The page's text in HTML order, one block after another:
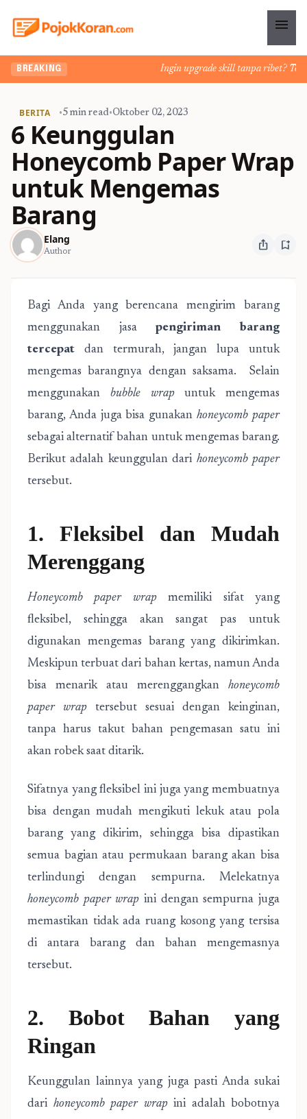
menu
BREAKING Ingin upgrade skill tanpa ribet?
BERITA •5 min read•Oktober 02, 2023
6 Keunggulan
Honeycomb Paper Wrap
untuk Mengemas
Barang
Elang
Author ios_share bookmark_add
Bagi Anda yang berencana mengirim barang
menggunakan jasapengiriman barang
tercepat dan termurah, jangan lupa untuk
mengemas barangnya dengan saksama. Selain
menggunakan bubble wrapuntuk mengemas
barang, Anda juga bisa gunakanhoneycomb paper
sebagai alternatif bahan untuk mengemas barang.
Berikut adalah keunggulan dari honeycomb paper
tersebut.
1. Fleksibel dan Mudah
Merenggang
Honeycomb paper wrapmemiliki sifat yang
fleksibel, sehingga akan sangat pas untuk
digunakan mengemas barang yang dikirimkan.
Meskipun terbuat dari bahan kertas, namun Anda
bisa menarik atau merenggangkan honeycomb
paper wrap tersebut sesuai dengan keinginan,
tanpa harus takut bahan pengemasan satu ini
akan robek saat ditarik.
Sifatnya yang fleksibel ini juga yang membuatnya
bisa dengan mudah mengikuti lekuk atau pola
barang yang dikirim, sehingga bisa dipastikan
semua bagian atau permukaan barang akan bisa
terlindungi dengan sempurna. Melekatnya
honeycomb paper wrap ini dengan sempurna juga
memastikan tidak ada ruang kosong yang tersisa
di antara barang dan bahan mengemasnya
tersebut.
2. Bobot Bahan yang
Ringan
Keunggulan lainnya yang juga pasti Anda sukai
dari honeycomb paper wrap ini adalah bobotnya